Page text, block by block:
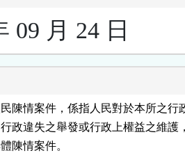
09 月 24 日
陳情案件，係指人民對於本所之行
行政違失之舉發或行政上權益之維護
陳情案件。